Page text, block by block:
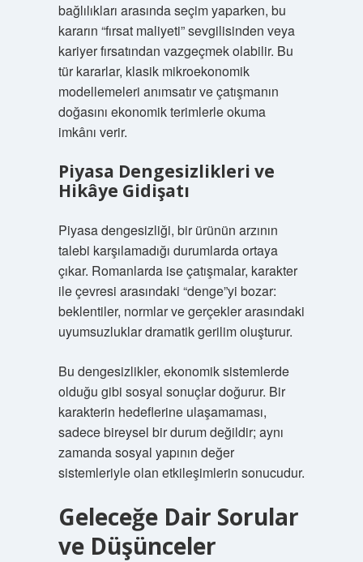
bağlılıkları arasında seçim yaparken, bu
kararın “fırsat maliyeti” sevgilisinden veya
kariyer fırsatından vazgeçmek olabilir. Bu
tür kararlar, klasik mikroekonomik
modellemeleri anımsatır ve çatışmanın
doğasını ekonomik terimlerle okuma
imkânı verir.
Piyasa Dengesizlikleri ve
Hikâye Gidişatı
Piyasa dengesizliği, bir ürünün arzının
talebi karşılamadığı durumlarda ortaya
çıkar. Romanlarda ise çatışmalar, karakter
ile çevresi arasındaki “denge”yi bozar:
beklentiler, normlar ve gerçekler arasındaki
uyumsuzluklar dramatik gerilim oluşturur.
Bu dengesizlikler, ekonomik sistemlerde
olduğu gibi sosyal sonuçlar doğurur. Bir
karakterin hedeflerine ulaşamaması,
sadece bireysel bir durum değildir; aynı
zamanda sosyal yapının değer
sistemleriyle olan etkileşimlerin sonucudur.
Geleceğe Dair Sorular
ve Düşünceler